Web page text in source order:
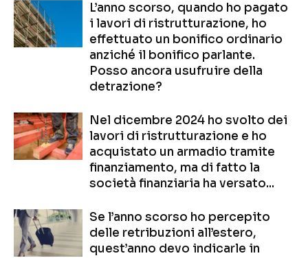
L’anno scorso, quando ho pagato
i lavori di ristrutturazione, ho
effettuato un bonifico ordinario
anziché il bonifico parlante.
Posso ancora usufruire della
detrazione?
Nel dicembre 2024 ho svolto dei
lavori di ristrutturazione e ho
acquistato un armadio tramite
finanziamento, ma di fatto la
società finanziaria ha versato...
Se l’anno scorso ho percepito
delle retribuzioni all’estero,
quest’anno devo indicarle in